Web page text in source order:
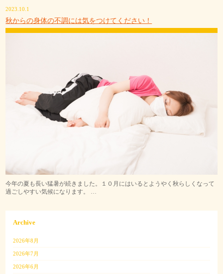
2023.10.1
秋からの身体の不調には気をつけてください！
今年の夏も長い猛暑が続きました。１０月にはいるとようやく秋らしくなって
過ごしやすい気候になります。 …
Archive
2026年8月
2026年7月
2026年6月